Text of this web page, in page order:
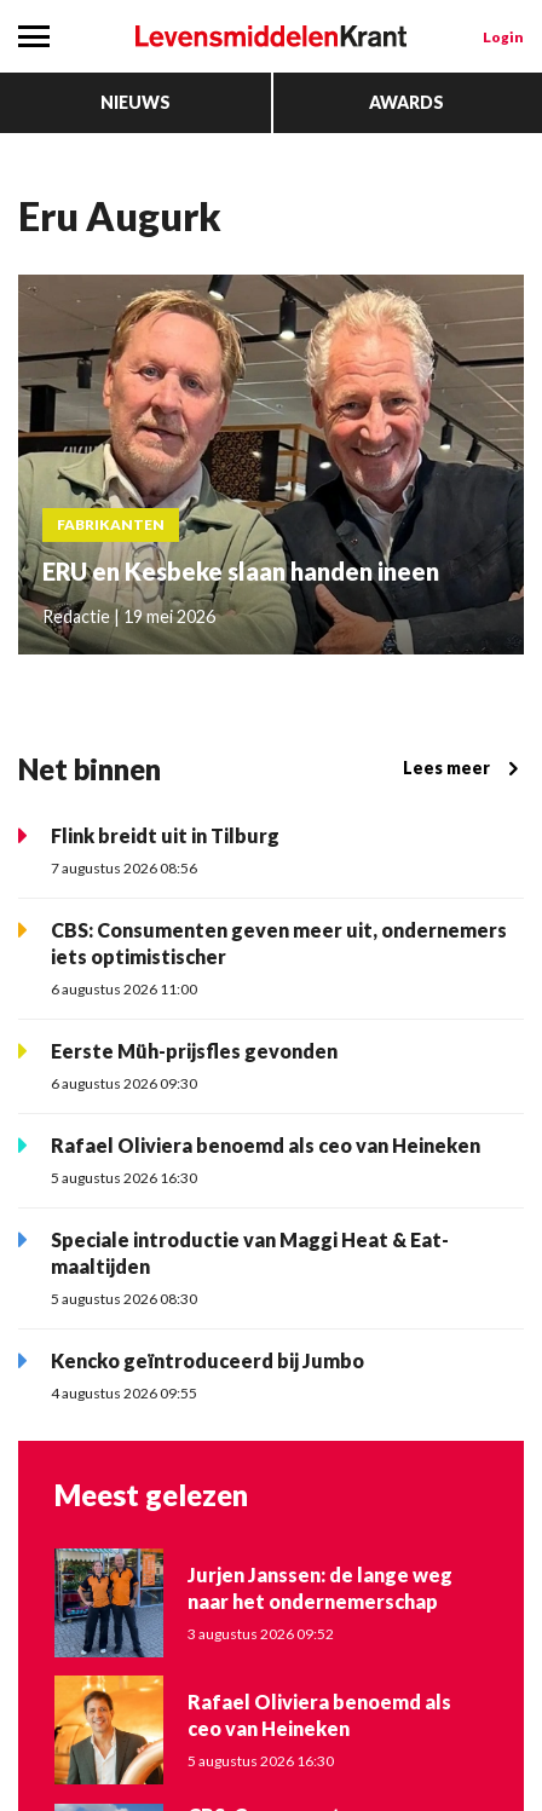
Login
NIEUWS AWARDS
Eru Augurk
FABRIKANTEN
ERU en Kesbeke slaan handen ineen
Redactie | 19 mei 2026
Net binnen Lees meer
Flink breidt uit in Tilburg
7 augustus 2026 08:56
CBS: Consumenten geven meer uit, ondernemers
iets optimistischer
6 augustus 2026 11:00
Eerste Müh-prijsfles gevonden
6 augustus 2026 09:30
Rafael Oliviera benoemd als ceo van Heineken
5 augustus 2026 16:30
Speciale introductie van Maggi Heat & Eat-
maaltijden
5 augustus 2026 08:30
Kencko geïntroduceerd bij Jumbo
4 augustus 2026 09:55
Meest gelezen
Jurjen Janssen: de lange weg
naar het ondernemerschap
3 augustus 2026 09:52
Rafael Oliviera benoemd als
ceo van Heineken
5 augustus 2026 16:30